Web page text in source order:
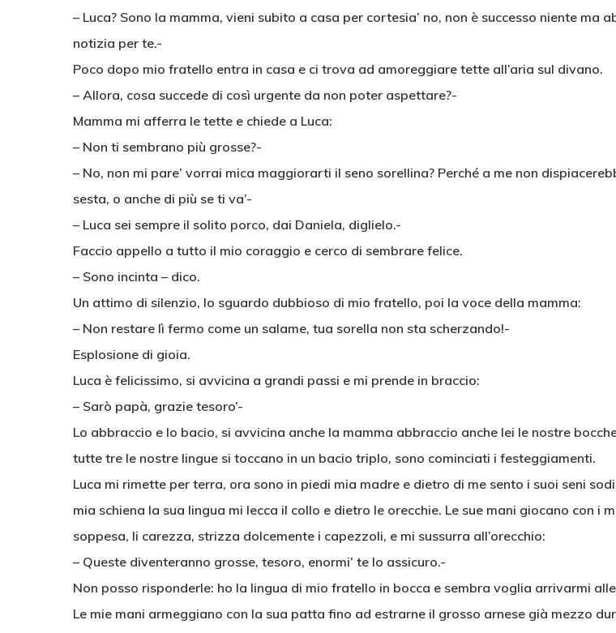
– Luca? Sono la mamma, vieni subito a casa per cortesia’ no, non è successo niente ma
notizia per te.-
Poco dopo mio fratello entra in casa e ci trova ad amoreggiare tette all’aria sul divano.
– Allora, cosa succede di così urgente da non poter aspettare?-
Mamma mi afferra le tette e chiede a Luca:
– Non ti sembrano più grosse?-
– No, non mi pare’ vorrai mica maggiorarti il seno sorellina? Perché a me non
sesta, o anche di più se ti va’-
– Luca sei sempre il solito porco, dai Daniela, diglielo.-
Faccio appello a tutto il mio coraggio e cerco di sembrare felice.
– Sono incinta – dico.
Un attimo di silenzio, lo sguardo dubbioso di mio fratello, poi la voce della mamma:
– Non restare lì fermo come un salame, tua sorella non sta scherzando!-
Esplosione di gioia.
Luca è felicissimo, si avvicina a grandi passi e mi prende in braccio:
– Sarò papà, grazie tesoro’-
Lo abbraccio e lo bacio, si avvicina anche la mamma abbraccio anche lei le nostre
tutte tre le nostre lingue si toccano in un bacio triplo, sono cominciati i festeggiamenti.
Luca mi rimette per terra, ora sono in piedi mia madre e dietro di me sento i suoi seni
mia schiena la sua lingua mi lecca il collo e dietro le orecchie. Le sue mani giocano con i
soppesa, li carezza, strizza dolcemente i capezzoli, e mi sussurra all’orecchio:
– Queste diventeranno grosse, tesoro, enormi’ te lo assicuro.-
Non posso risponderle: ho la lingua di mio fratello in bocca e sembra voglia arrivarmi
Le mie mani armeggiano con la sua patta fino ad estrarne il grosso arnese già mezzo